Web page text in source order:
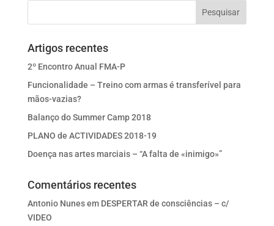
Artigos recentes
2º Encontro Anual FMA-P
Funcionalidade – Treino com armas é transferível para
mãos-vazias?
Balanço do Summer Camp 2018
PLANO de ACTIVIDADES 2018-19
Doença nas artes marciais – “A falta de «inimigo»”
Comentários recentes
Antonio Nunesem DESPERTAR de consciências – c/
VIDEO